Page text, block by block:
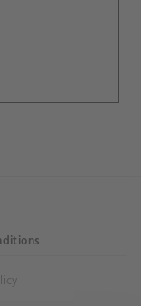
pobočky.